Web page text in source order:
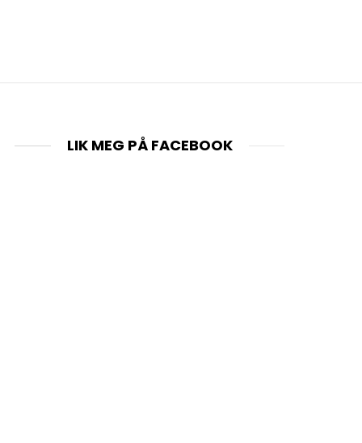
LIK MEG PÅ FACEBOOK